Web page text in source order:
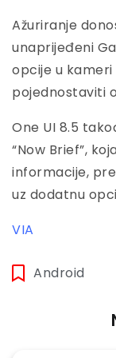
Ažuriranje
unaprijeđeni
opcije u
pojednostaviti
One UI 8.5
“Now Brief”,
informacije,
uz dodatnu
VIA
Android